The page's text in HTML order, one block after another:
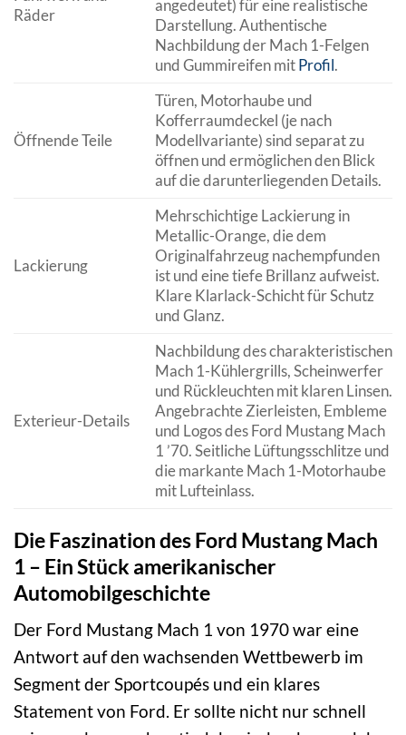
Räder
angedeutet) für eine realistische
Darstellung. Authentische
Nachbildung der Mach 1-Felgen
und Gummireifen mitProfil.
Öffnende Teile
Türen, Motorhaube und
Kofferraumdeckel (je nach
Modellvariante) sind separat zu
öffnen und ermöglichen den Blick
auf die darunterliegenden Details.
Lackierung
Mehrschichtige Lackierung in
Metallic-Orange, die dem
Originalfahrzeug nachempfunden
ist und eine tiefe Brillanz aufweist.
Klare Klarlack-Schicht für Schutz
und Glanz.
Exterieur-Details
Nachbildung des charakteristischen
Mach 1-Kühlergrills, Scheinwerfer
und Rückleuchten mit klaren Linsen.
Angebrachte Zierleisten, Embleme
und Logos des Ford Mustang Mach
1 ’70. Seitliche Lüftungsschlitze und
die markante Mach 1-Motorhaube
mit Lufteinlass.
Die Faszination des Ford Mustang Mach
1 – Ein Stück amerikanischer
Automobilgeschichte
Der Ford Mustang Mach 1 von 1970 war eine
Antwort auf den wachsenden Wettbewerb im
Segment der Sportcoupés und ein klares
Statement von Ford. Er sollte nicht nur schnell